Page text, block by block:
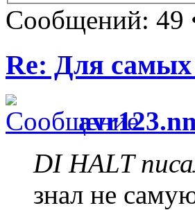
Сообщений: 49
Re: Для
DI HALT
знал не